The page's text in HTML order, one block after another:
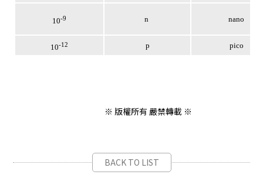
10-9 n nano
10-12 p pico
※ 版權所有 嚴禁轉載 ※
BACK TO LIST